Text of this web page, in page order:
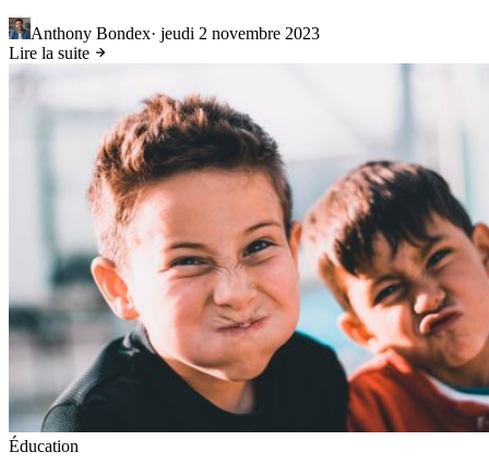
Anthony Bondex· jeudi 2 novembre 2023
Lire la suite
Éducation